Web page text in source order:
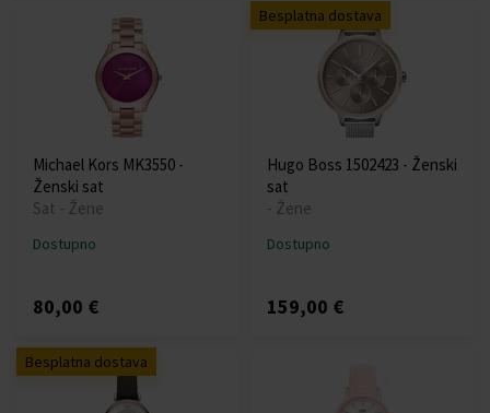
Michael Kors MK3550 -
Ženski sat
Sat - Žene
Dostupno
80,00 €
Besplatna dostava
Hugo Boss 1502423 - Ženski
sat
- Žene
Dostupno
159,00 €
Besplatna dostava